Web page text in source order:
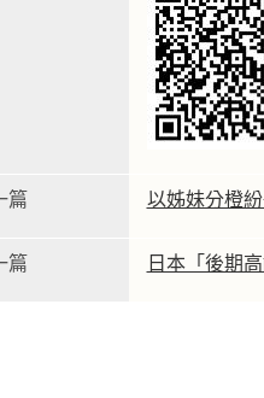
篇 以姊妹分橙
篇 日本「後期